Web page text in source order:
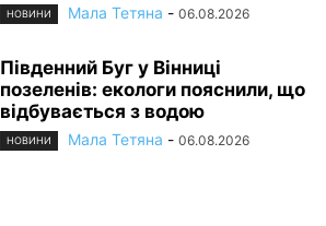
НОВИНИ Мала Тетяна - 06.08.2026
Південний Буг у Вінниці
позеленів: екологи пояснили, що
відбувається з водою
НОВИНИ Мала Тетяна - 06.08.2026